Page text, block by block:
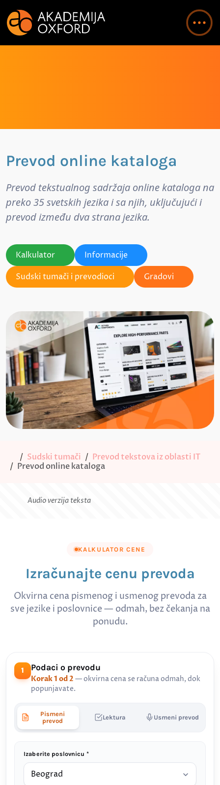
Prevod online kataloga
Prevod tekstualnog sadržaja online kataloga na
preko 35 svetskih jezika i sa njih, uključujući i
prevod između dva strana jezika.
Kalkulator
Informacije
Sudski tumači i prevodioci
Gradovi
Sudski tumači
Prevod tekstova iz oblasti IT
Prevod online kataloga
Audio verzija teksta
KALKULATOR CENE
Izračunajte cenu prevoda
Okvirna cena pismenog i usmenog prevoda za
sve jezike i poslovnice — odmah, bez čekanja na
ponudu.
1 Podaci o prevodu
Korak 1 od 2 — okvirna cena se računa odmah, dok
popunjavate.
Pismeni
prevod
Lektura Usmeni prevod
Izaberite poslovnicu *